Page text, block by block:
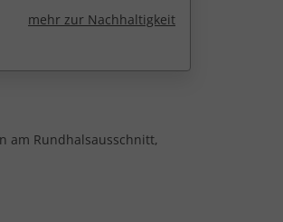
mehr zur Nachhaltigkeit
am Rundhalsausschnitt,